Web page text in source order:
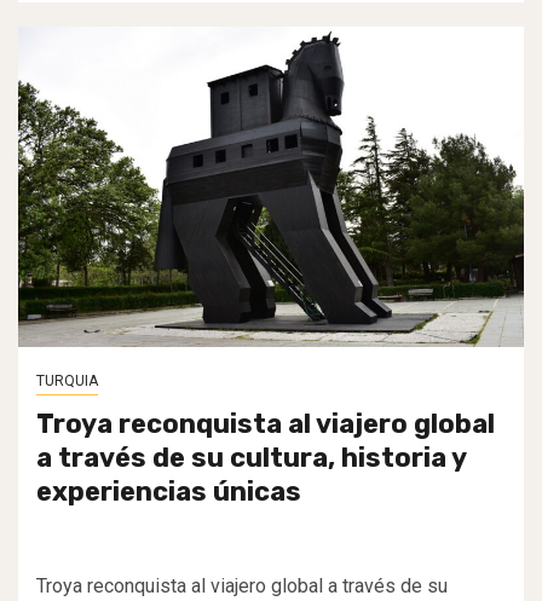
TURQUIA
Troya reconquista al viajero global
a través de su cultura, historia y
experiencias únicas
Troya reconquista al viajero global a través de su